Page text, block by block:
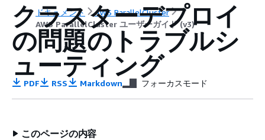
ドキュメント
AWS ParallelCluster
AWS ParallelCluster ユーザーガイド (v3)
クラスターデプロイ
の問題のトラブルシ
ューティング
PDF RSS Markdown フォーカスモード
このページの内容